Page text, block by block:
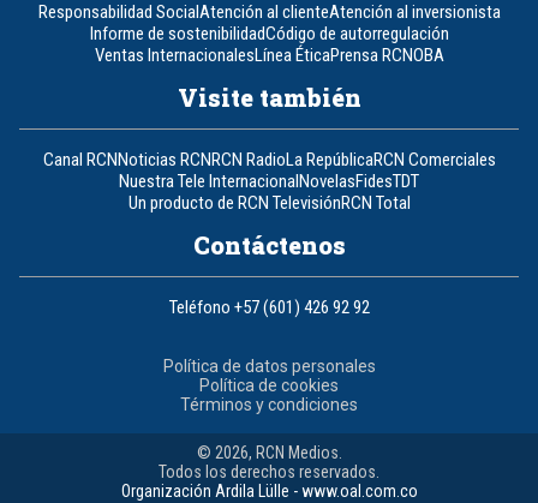
Responsabilidad SocialAtención al clienteAtención al inversionista
Informe de sostenibilidadCódigo de autorregulación
Ventas InternacionalesLínea ÉticaPrensa RCNOBA
Visite también
Canal RCN Noticias RCN RCN RadioLa RepúblicaRCN Comerciales
Nuestra Tele Internacional NovelasFidesTDT
Un producto de RCN TelevisiónRCN Total
Contáctenos
Teléfono +57 (601) 426 92 92
Política de datos personales
Política de cookies
Términos y condiciones
© 2026, RCN Medios.
Todos los derechos reservados.
Organización Ardila Lülle - www.oal.com.co